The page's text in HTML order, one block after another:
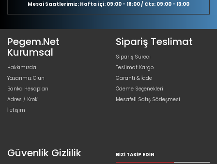
Mesai Saatlerimiz: Hafta içi: 09:00 - 18:00 / Cts: 09:00 - 13:00
Pegem.Net
Kurumsal
Hakkımızda
Yazarımız Olun
Banka Hesapları
Adres / Kroki
İletişim
Sipariş Teslimat
Sipariş Süreci
Teslimat Kargo
Garanti & İade
Ödeme Seçenekleri
Mesafeli Satış Sözleşmesi
Güvenlik Gizlilik BIZI TAKIP EDIN